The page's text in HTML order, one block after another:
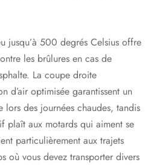
jusqu’à 500 degrés Celsius offre
les brûlures en cas de
La coupe droite
d’air optimisée garantissent un
des journées chaudes, tandis
plaît aux motards qui aiment se
particulièrement aux trajets
où vous devez transporter divers